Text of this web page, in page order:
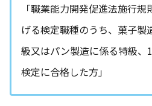
「職業能力開発促進法施行
げる検定職種のうち、菓子製
級又はパン製造に係る特級、
検定に合格した方」